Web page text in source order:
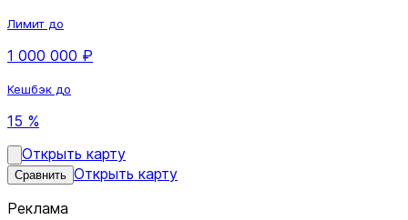
Лимит до
1 000 000 ₽
Кешбэк до
15 %
Открыть карту
Сравнить Открыть карту
Реклама